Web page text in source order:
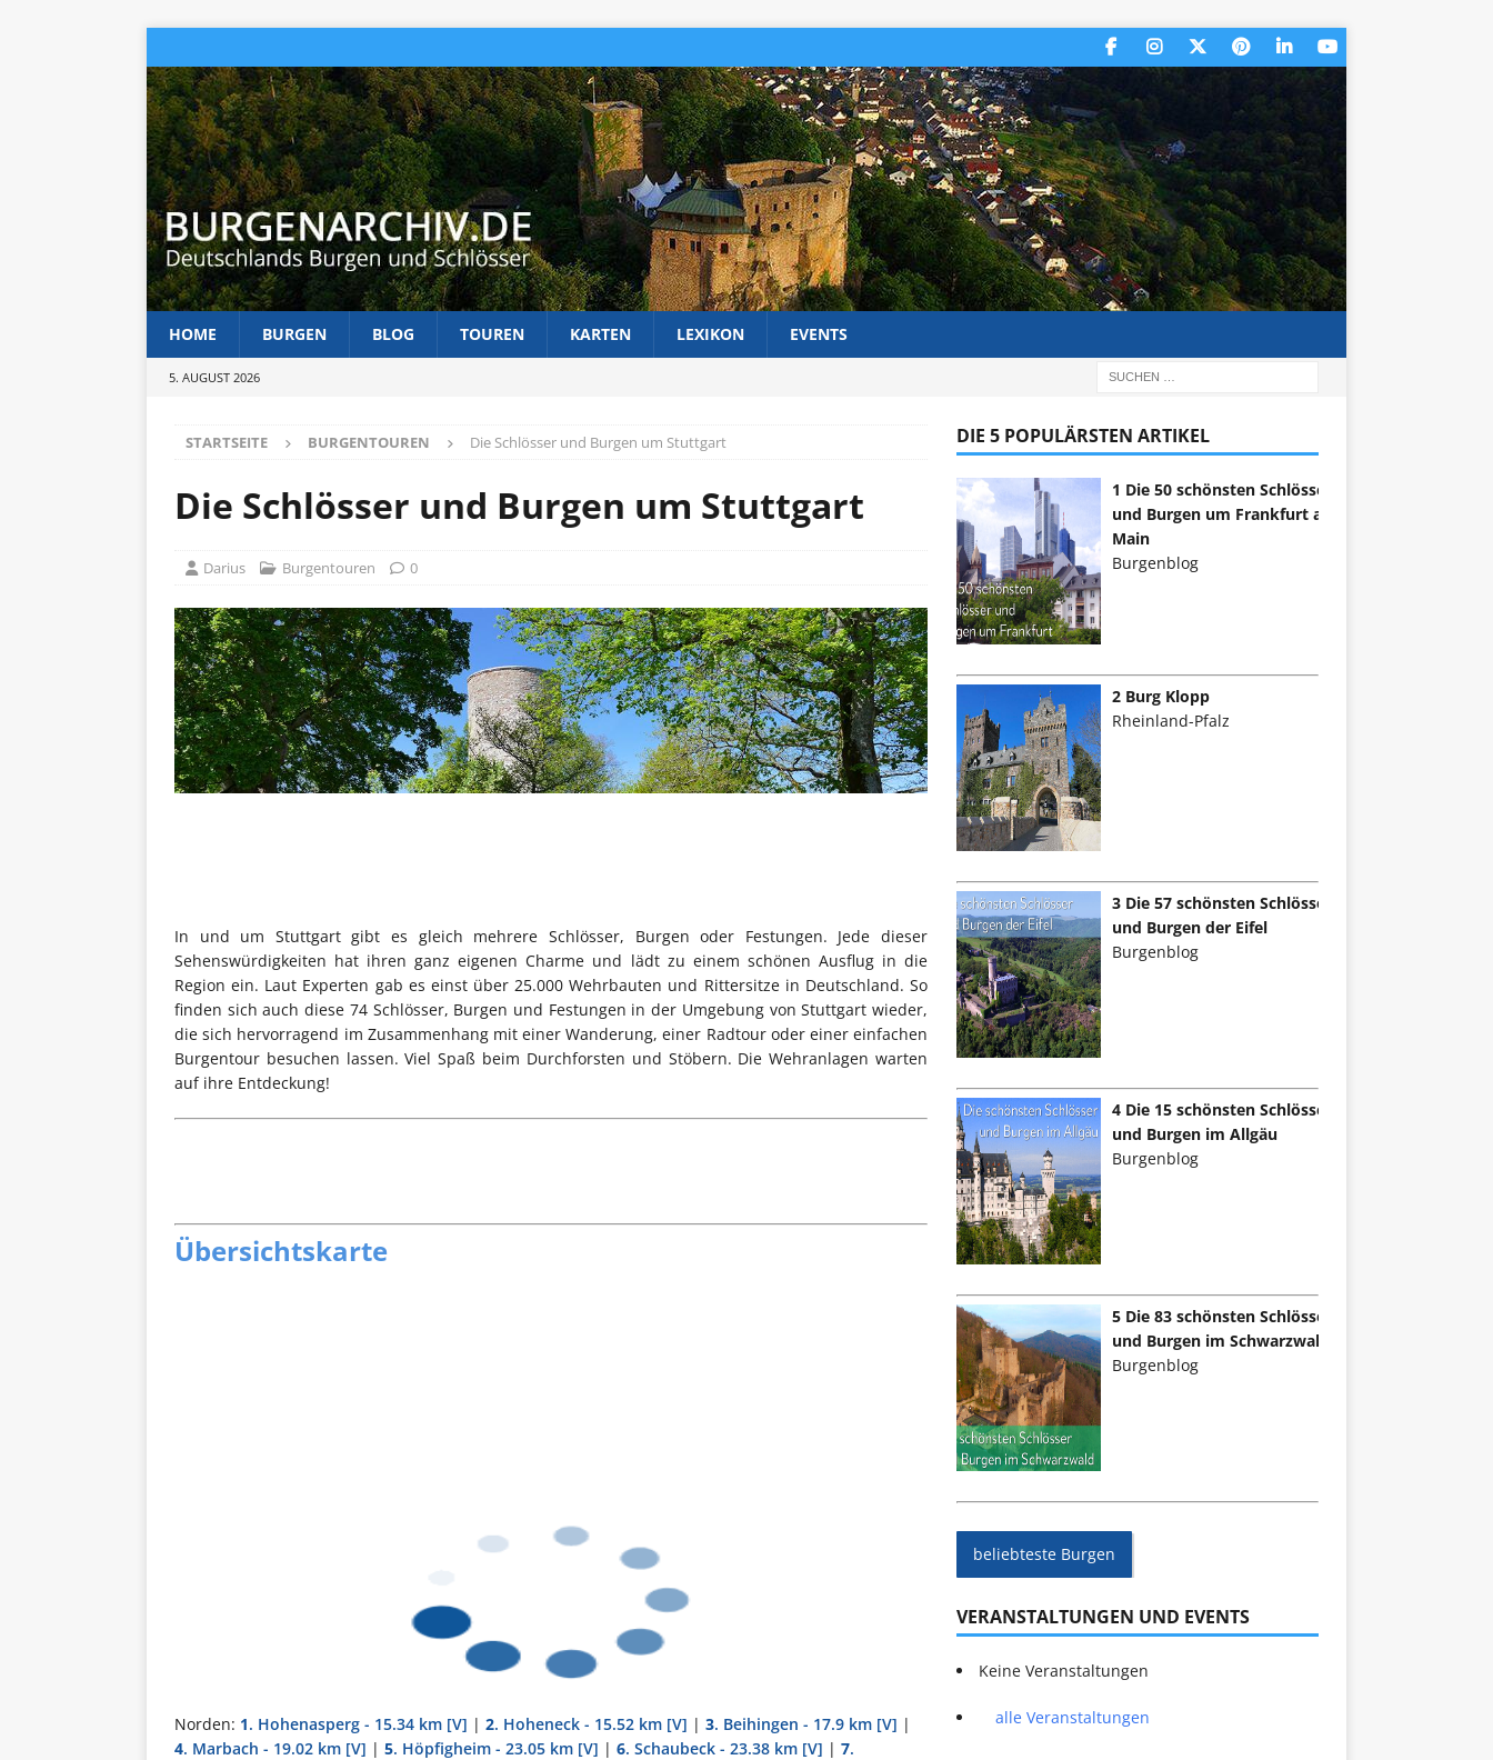
HOME BURGEN BLOG TOUREN KARTEN LEXIKON EVENTS
5. AUGUST 2026
STARTSEITE BURGENTOUREN Die Schlösser und Burgen um Stuttgart
Die Schlösser und Burgen um Stuttgart
Darius Burgentouren 0
In und um Stuttgart gibt es gleich mehrere Schlösser, Burgen oder Festungen. Jede dieser
Sehenswürdigkeiten hat ihren ganz eigenen Charme und lädt zu einem schönen Ausflug in die
Region ein. Laut Experten gab es einst über 25.000 Wehrbauten und Rittersitze in Deutschland. So
finden sich auch diese 74 Schlösser, Burgen und Festungen in der Umgebung von Stuttgart wieder,
die sich hervorragend im Zusammenhang mit einer Wanderung, einer Radtour oder einer einfachen
Burgentour besuchen lassen. Viel Spaß beim Durchforsten und Stöbern. Die Wehranlagen warten
auf ihre Entdeckung!
Übersichtskarte
Norden: 1. Hohenasperg - 15.34 km [V] | 2. Hoheneck - 15.52 km [V] | 3. Beihingen - 17.9 km [V] |
4. Marbach - 19.02 km [V] | 5. Höpfigheim - 23.05 km [V] | 6. Schaubeck - 23.38 km [V] | 7.
DIE 5 POPULÄRSTEN ARTIKEL
1 Die 50 schönsten Schlösser
und Burgen um Frankfurt am
Main
Burgenblog
2 Burg Klopp
Rheinland-Pfalz
3 Die 57 schönsten Schlösser
und Burgen der Eifel
Burgenblog
4 Die 15 schönsten Schlösser
und Burgen im Allgäu
Burgenblog
5 Die 83 schönsten Schlösser
und Burgen im Schwarzwald
Burgenblog
beliebteste Burgen
VERANSTALTUNGEN UND EVENTS
Keine Veranstaltungen
alle Veranstaltungen